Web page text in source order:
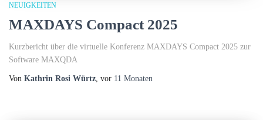
NEUIGKEITEN
MAXDAYS Compact 2025
Kurzbericht über die virtuelle Konferenz MAXDAYS Compact 2025 zur
Software MAXQDA
Von Kathrin Rosi Würtz , vor 11 Monaten